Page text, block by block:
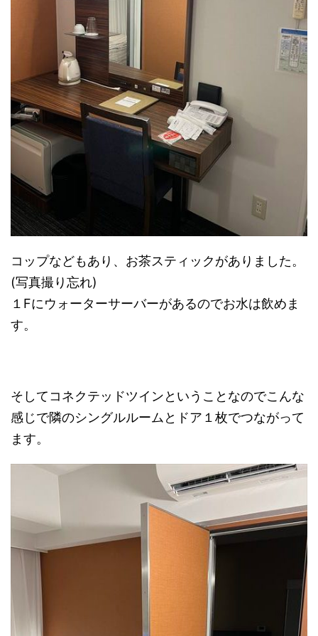
コップなどもあり、お茶スティックがありました。
(写真撮り忘れ)
１Fにウォーターサーバーがあるのでお水は飲めま
す。
そしてコネクテッドツインということなのでこんな
感じで隣のシングルルームとドア１枚でつながって
ます。